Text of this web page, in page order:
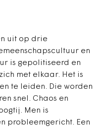
uit op drie
en
is gepolitiseerd en
met elkaar. Het is
te leiden. Die worden
snel. Chaos en
Men is
probleemgericht. Een